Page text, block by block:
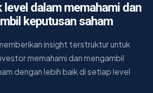
level dalam memahami dan
keputusan saham
insight terstruktur untuk
memahami dan mengambil
dengan lebih baik di setiap level